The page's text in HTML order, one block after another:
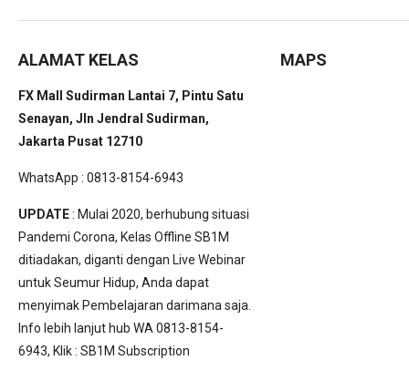
ALAMAT KELAS
FX Mall Sudirman Lantai 7, Pintu Satu
Senayan, Jln Jendral Sudirman,
Jakarta Pusat 12710
WhatsApp : 0813-8154-6943
UPDATE: Mulai 2020, berhubung situasi
Pandemi Corona, Kelas Offline SB1M
ditiadakan, diganti dengan Live Webinar
untuk Seumur Hidup, Anda dapat
menyimak Pembelajaran darimana saja.
Info lebih lanjut hub WA 0813-8154-
6943, Klik : SB1M Subscription
MAPS